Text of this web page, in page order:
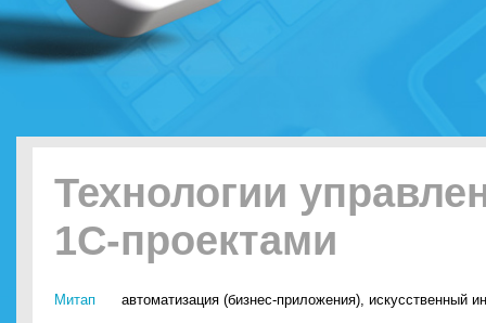
Технологии
1С-проектами
Митап автоматизация (бизнес-приложения), искусственный